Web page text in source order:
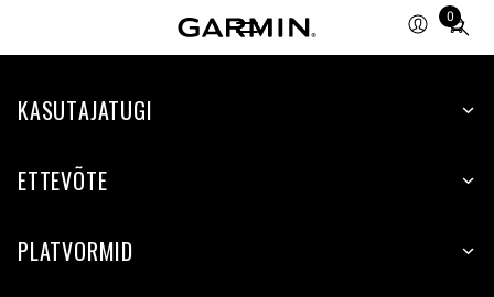
0
Total
items
cart:
KASUTAJATUGI
ETTEVÕTE
PLATVORMID